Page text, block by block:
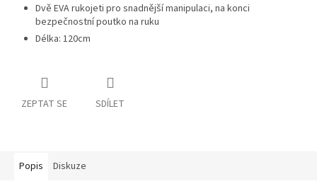
Dvě EVA rukojeti pro snadnější manipulaci, na konci
bezpečnostní poutko na ruku
Délka: 120cm
ZEPTAT SE SDÍLET
Popis Diskuze